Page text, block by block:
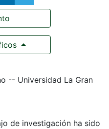
-- Universidad La Gran
de investigación ha sido